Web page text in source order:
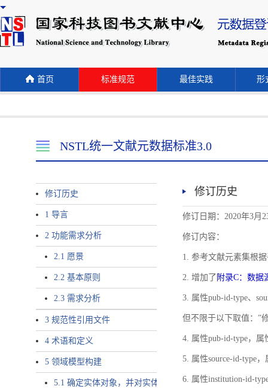
首页 标准规范 最佳实践 形
NSTL统一文献元数据标准3.0
修订历史
1 导言
2 功能需求分析
2.1 愿景
2.2 基本原则
2.3 需求分析
3 规范性引用文件
4 术语和定义
5 领域模型构建
5.1 确定实体对象，并对实体对象命名
修订历史
修订日期：2020年3月
修订内容：
1. 参考文献元素集根
2. 增加了 附录C：数据
3. 属性pub-id-type、
但不限于以下取值：”
4. 属性pub-id-type，属
5. 属性source-id-type
6. 属性institution-id-